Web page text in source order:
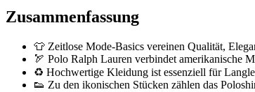
Zusammenfassung
👕 Zeitlose Mode-Basics vereinen Qualität,
🏹 Polo Ralph Lauren verbindet amerikanische
♻️ Hochwertige Kleidung ist essenziell für
👟 Zu den ikonischen Stücken zählen das